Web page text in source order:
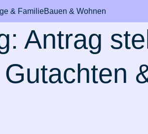
& FamilieBauen & Wohnen
Antrag